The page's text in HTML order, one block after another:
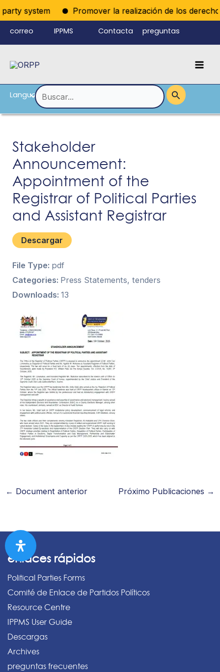
system Promover la realización de los
Ir
al
contenido
correo IPPMS Contacta preguntas
Language
Alternar
Buscar
por:
Stakeholder
Announcement:
Appointment of the
Registrar of Political Parties
and Assistant Registrar
Descargar
File Type: pdf
Categories: Press Statements, tenders
Downloads:13
← Document anterior Próximo Publicaciones →
enlaces rápidos
Political Parties Forms
Comité de Enlace de Partidos Políticos
Resource Centre
IPPMS User Guide
Descargas
Archives
preguntas frecuentes